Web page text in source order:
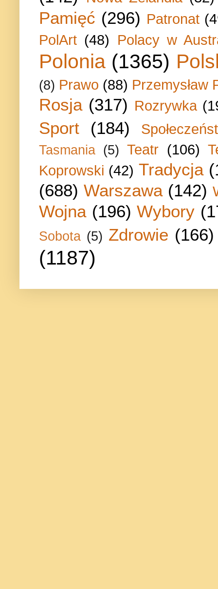
Pamięć (296) Patronat
PolArt (48) Polacy w
Polonia (1365)
(8) Prawo (88) Przemysław
Rosja (317) Rozrywka
Sport (184)
Tasmania (5) Teatr (106)
Koprowski (42) Tradycja
(688) Warszawa (142)
Wojna (196) Wybory
Sobota (5) Zdrowie (166)
(1187)